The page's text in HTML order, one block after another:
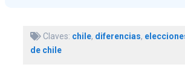
Claves: chile, diferencias,
de chile